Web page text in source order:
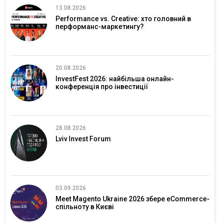
13.08.2026
Performance vs. Creative: хто головний в
перформанс-маркетингу?
20.08.2026
InvestFest 2026: найбільша онлайн-
конференція про інвестиції
28.08.2026
Lviv Invest Forum
03.09.2026
Meet Magento Ukraine 2026 збере eCommerce-
спільноту в Києві